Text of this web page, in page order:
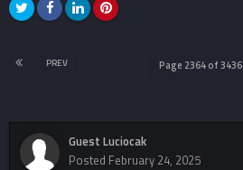
PREV Page 2364 of 3436
Guest Luciocak
Posted February 24, 2025